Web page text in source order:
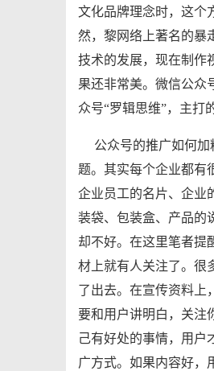
文化品牌理念时，这个
然，黎网络上著名的暴
技术的发展，现在制作
果还非常美。微信公众
众号“罗辑思维”，主打
公众号的推广如何
题。其实每个企业都有
企业员工的名片、企业
装袋、包装盒、产品的
却不好。在这里笔者提
材上就有人关注了。很
了出去。在宣传资料上
要和用户讲明白，关注
己有好处的事情，用户
广方式。如果内容好，